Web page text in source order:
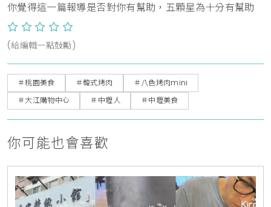
你覺得這一篇報導是否對你有幫助，五顆星為十分有幫助
(給編輯一點鼓勵)
＃桃園美食 ＃韓式烤肉
＃八色烤肉mini
＃大江購物中心
＃中壢人 ＃中壢美食
你可能也會喜歡